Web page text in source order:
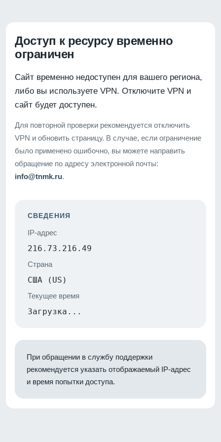
Доступ к ресурсу временно
ограничен
Сайт временно недоступен для вашего региона,
либо вы используете VPN. Отключите VPN и
сайт будет доступен.
Для повторной проверки рекомендуется отключить
VPN и обновить страницу. В случае, если ограничение
было применено ошибочно, вы можете направить
обращение по адресу электронной почты:
info@tnmk.ru.
СВЕДЕНИЯ
IP-адрес
216.73.216.49
Страна
США (US)
Текущее время
Загрузка...
При обращении в службу поддержки
рекомендуется указать отображаемый IP-адрес
и время попытки доступа.